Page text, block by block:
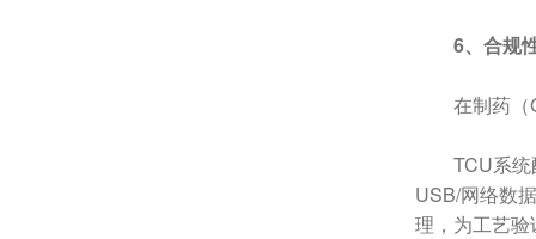
6、合规
在制药
TCU系
USB/网络数
理，为工艺